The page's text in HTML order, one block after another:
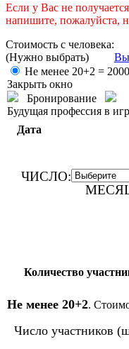
Если у Вас не
напишите, пожалуйста,
Стоимость с человека:
(Нужно выбрать)
Не менее 20+2 = 2000
Закрыть окно
Бронирование
Будущая профессия в
Дата
ЧИСЛО:
Количество
Не менее 20+2.
Число участников